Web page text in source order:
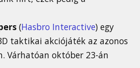
(Hasbro Interactive) egy
taktikai akciójáték az azonos
Várhatóan október 23-án